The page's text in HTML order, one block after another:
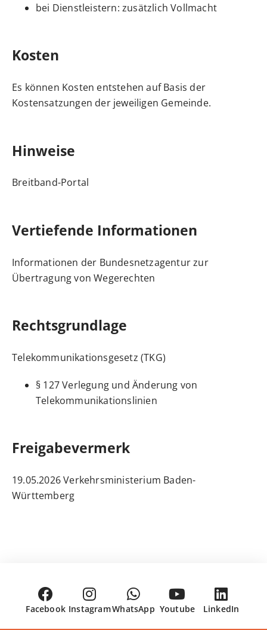
bei Dienstleistern: zusätzlich Vollmacht
Kosten
Es können Kosten entstehen auf Basis der
Kostensatzungen der jeweiligen Gemeinde.
Hinweise
Breitband-Portal
Vertiefende Informationen
Informationen der Bundesnetzagentur zur
Übertragung von Wegerechten
Rechtsgrundlage
Telekommunikationsgesetz (TKG)
§ 127 Verlegung und Änderung von
Telekommunikationslinien
Freigabevermerk
19.05.2026 Verkehrsministerium Baden-
Württemberg
Facebook InstagramWhatsApp Youtube LinkedIn